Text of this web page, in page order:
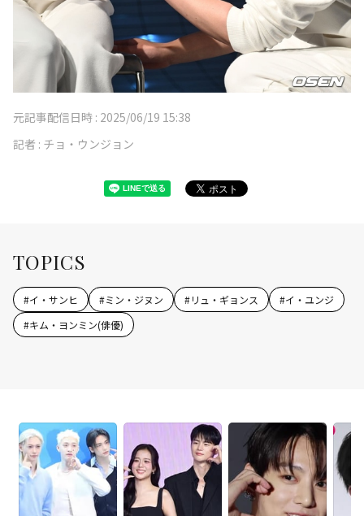
元記事配信日時 : 2025/06/19 15:38
記者 : チョ・ウンジョン
TOPICS
#イ・サンヒ #ミン・ジヌン #リュ・ギョンス #イ・ユンジ
#キム・ヨンミン(俳優)